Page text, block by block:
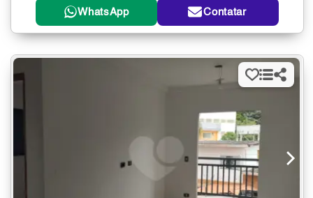
WhatsApp Contatar